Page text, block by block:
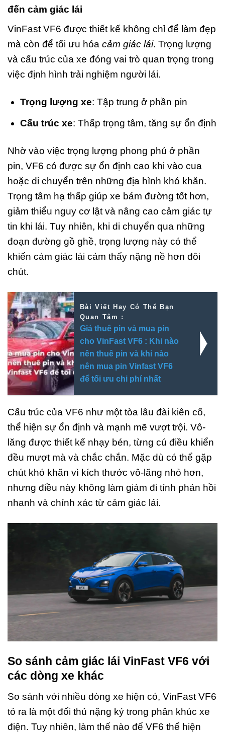
đến cảm giác lái
VinFast VF6 được thiết kế không chỉ để làm đẹp
mà còn để tối ưu hóa cảm giác lái. Trọng lượng
và cấu trúc của xe đóng vai trò quan trọng trong
việc định hình trải nghiệm người lái.
Trọng lượng xe: Tập trung ở phần pin
Cấu trúc xe: Thấp trọng tâm, tăng sự ổn định
Nhờ vào việc trọng lượng phong phú ở phần
pin, VF6 có được sự ổn định cao khi vào cua
hoặc di chuyển trên những địa hình khó khăn.
Trọng tâm hạ thấp giúp xe bám đường tốt hơn,
giảm thiểu nguy cơ lật và nâng cao cảm giác tự
tin khi lái. Tuy nhiên, khi di chuyển qua những
đoạn đường gồ ghề, trọng lượng này có thể
khiến cảm giác lái cảm thấy nặng nề hơn đôi
chút.
Bài Viết Hay Có Thể Bạn
Quan Tâm :
Giá thuê pin và mua pin
cho VinFast VF6 : Khi nào
nên thuê pin và khi nào
nên mua pin Vinfast VF6
để tối ưu chi phí nhất
Cấu trúc của VF6 như một tòa lâu đài kiên cố,
thể hiện sự ổn định và mạnh mẽ vượt trội. Vô-
lăng được thiết kế nhạy bén, từng cú điều khiển
đều mượt mà và chắc chắn. Mặc dù có thể gặp
chút khó khăn vì kích thước vô-lăng nhỏ hơn,
nhưng điều này không làm giảm đi tính phản hồi
nhanh và chính xác từ cảm giác lái.
So sánh cảm giác lái VinFast VF6 với
các dòng xe khác
So sánh với nhiều dòng xe hiện có, VinFast VF6
tỏ ra là một đối thủ nặng ký trong phân khúc xe
điện. Tuy nhiên, làm thế nào để VF6 thể hiện